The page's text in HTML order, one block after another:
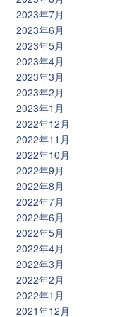
2023年7月
2023年6月
2023年5月
2023年4月
2023年3月
2023年2月
2023年1月
2022年12月
2022年11月
2022年10月
2022年9月
2022年8月
2022年7月
2022年6月
2022年5月
2022年4月
2022年3月
2022年2月
2022年1月
2021年12月